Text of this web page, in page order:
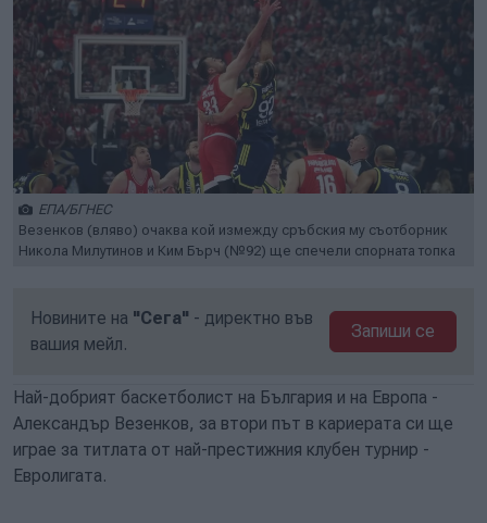
ЕПА/БГНЕС
Везенков (вляво) очаква кой измежду сръбския му съотборник
Никола Милутинов и Ким Бърч (№92) ще спечели спорната топка
Новините на "Сега" - директно във
вашия мейл.
Запиши се
Най-добрият баскетболист на България и на Европа -
Александър Везенков, за втори път в кариерата си ще
играе за титлата от най-престижния клубен турнир -
Евролигата.